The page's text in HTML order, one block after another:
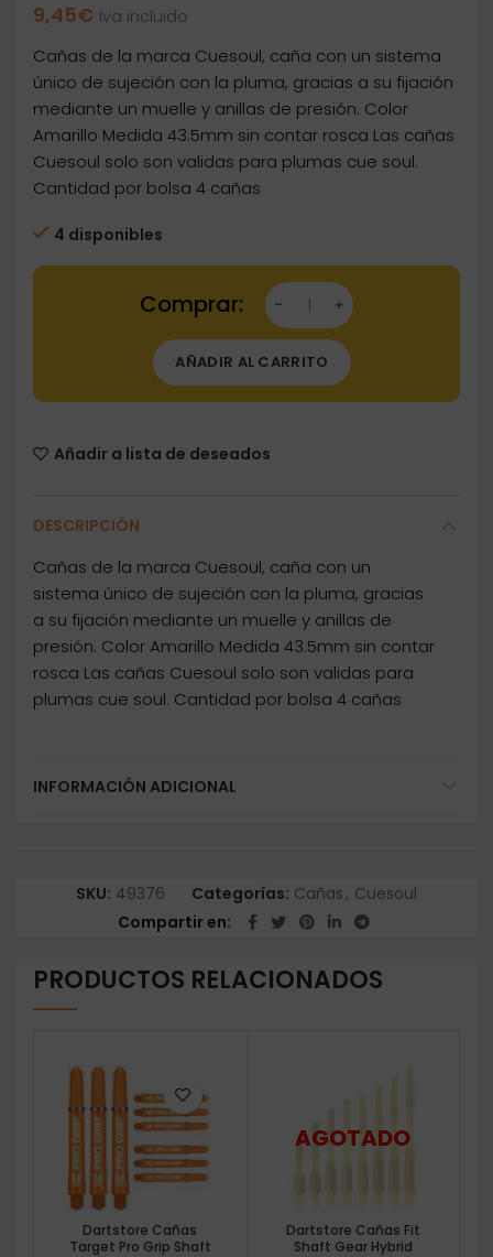
9,45€ Iva incluido
Cañas de la marca Cuesoul, caña con un sistema
único de sujeción con la pluma, gracias a su fijación
mediante un muelle y anillas de presión. Color
Amarillo Medida 43.5mm sin contar rosca Las cañas
Cuesoul solo son validas para plumas cue soul.
Cantidad por bolsa 4 cañas
4 disponibles
Dartstore Cañas Shaft Cuesoul Tero Flights
AÑADIR AL CARRITO
Añadir a lista de deseados
DESCRIPCIÓN
Cañas de la marca Cuesoul, caña con un
sistema único de sujeción con la pluma, gracias
a su fijación mediante un muelle y anillas de
presión. Color Amarillo Medida 43.5mm sin contar
rosca Las cañas Cuesoul solo son validas para
plumas cue soul. Cantidad por bolsa 4 cañas
INFORMACIÓN ADICIONAL
SKU: 49376 Categorías: Cañas, Cuesoul
Compartir en
PRODUCTOS RELACIONADOS
Dartstore Cañas
Target Pro Grip Shaft
Dartstore Cañas Fit
Shaft Gear Hybrid